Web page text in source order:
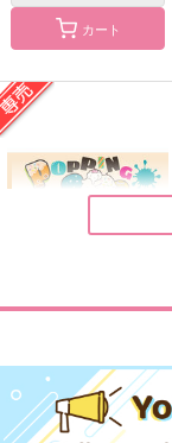
すきすきすきすぎ！
青いチューリップ
286円（税込）
五条悟×虎杖悠仁
カート
通常版
choco_chocon
専売 1,572円 （税込）